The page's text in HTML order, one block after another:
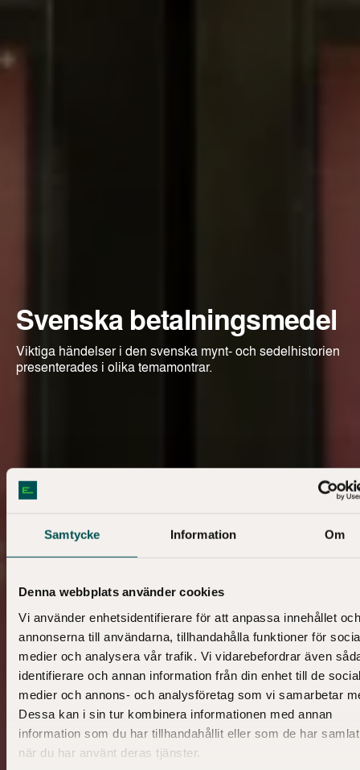
Samtycke Information Om
Denna webbplats använder cookies
Vi använder enhetsidentifierare för att anpassa innehållet och
annonserna till användarna, tillhandahålla funktioner för
medier och analysera vår trafik. Vi vidarebefordrar även
identifierare och annan information från din enhet till de
medier och annons- och analysföretag som vi samarbetar
Dessa kan i sin tur kombinera informationen med annan
information som du har tillhandahållit eller som de har
när du har använt deras tjänster.
Svenska betalningsmedel
Viktiga händelser i den svenska mynt- och sedelhistorien
presenterades i olika temamontrar.